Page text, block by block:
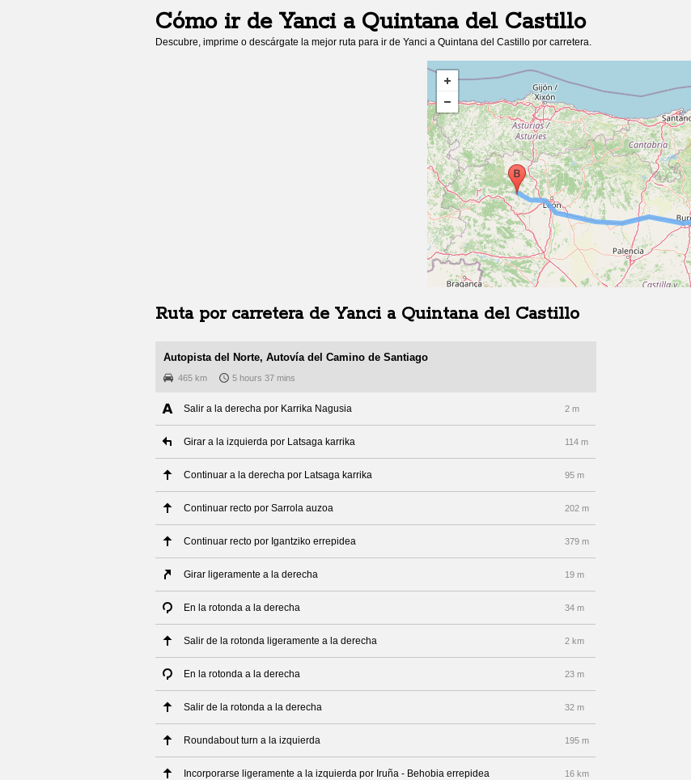
Cómo ir de Yancia Quintana del Castillo
Descubre, imprime o descárgate la mejor ruta para ir de Yanci a Quintana del Castillo por carretera.
Ruta por carretera de Yanci a Quintana del Castillo
Autopista del Norte, Autovía del Camino de Santiago
465 km 5 hours 37 mins
Salir a la derecha por Karrika Nagusia 2 m
Girar a la izquierda por Latsaga karrika 114 m
Continuar a la derecha por Latsaga karrika 95 m
Continuar recto por Sarrola auzoa 202 m
Continuar recto por Igantziko errepidea 379 m
Girar ligeramente a la derecha 19 m
En la rotonda a la derecha 34 m
Salir de la rotonda ligeramente a la derecha 2 km
En la rotonda a la derecha 23 m
Salir de la rotonda a la derecha 32 m
Roundabout turn a la izquierda 195 m
Incorporarse ligeramente a la izquierda por Iruña - Behobia errepidea 16 km